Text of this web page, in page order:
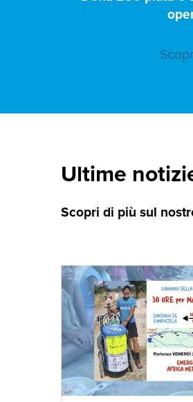
Ultime
Scopri di più sul